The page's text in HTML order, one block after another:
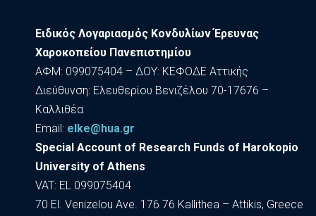
Ειδικός Λογαριασμός Κονδυλίων Έρευνας
Χαροκοπείου Πανεπιστημίου
ΑΦΜ: 099075404 – ΔΟΥ: ΚΕΦΟΔΕ Αττικής
Διεύθυνση: Ελευθερίου Βενιζέλου 70-17676 –
Καλλιθέα
Εmail: elke@hua.gr
Special Account of Research Funds of Harokopio
University of Athens
VAT: EL 099075404
70 El. Venizelou Ave. 176 76 Kallithea – Attikis, Greece